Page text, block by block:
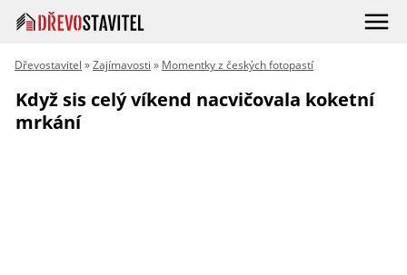
Dřevostavitel »Zajímavosti » Momentky z českých fotopastí
Když sis celý víkend nacvičovala koketní
mrkání